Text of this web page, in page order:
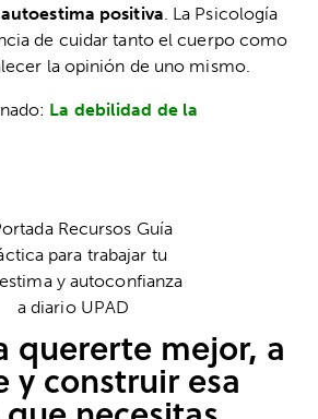
autoestima positiva. La Psicología
de cuidar tanto el cuerpo como
la opinión de uno mismo.
La debilidad de la
quererte mejor, a
y construir esa